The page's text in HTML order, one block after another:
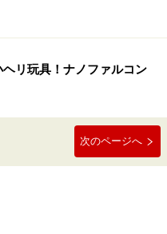
ヘリ玩具！ナノファルコン
次のページへ